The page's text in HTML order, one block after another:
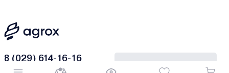
8 (029) 614-16-16
Интернет-магазин,
Заказать звонок